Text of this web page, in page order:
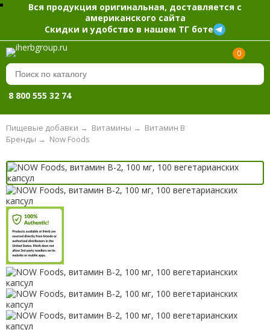
Вся продукция оригинальная, доставляется с
американского сайта
Скидки и удобство в нашем ТГ боте
0
8 800 555 32 74
Пищевые добавки → Витамины → Витамин B
Now Foods
Бренды →